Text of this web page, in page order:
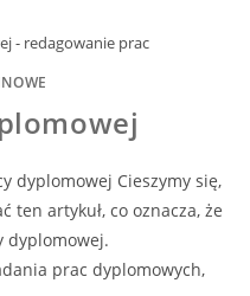
- redagowanie prac
dyplomowej Cieszymy się,
ten artykuł, co oznacza, że
dyplomowej.
prac dyplomowych,